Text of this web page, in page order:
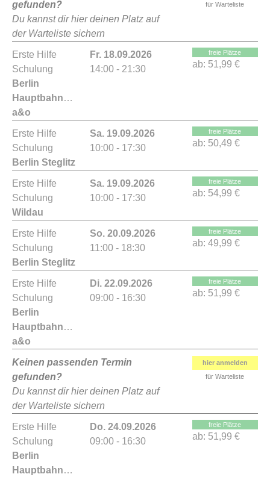
gefunden?
Du kannst dir hier deinen Platz auf
der Warteliste sichern
für Warteliste
Erste Hilfe
Schulung
Berlin
Hauptbahnhof
a&o
Fr. 18.09.2026
14:00 - 21:30
freie Plätze
ab: 51,99 €
Erste Hilfe
Schulung
Berlin Steglitz
Sa. 19.09.2026
10:00 - 17:30
freie Plätze
ab: 50,49 €
Erste Hilfe
Schulung
Wildau
Sa. 19.09.2026
10:00 - 17:30
freie Plätze
ab: 54,99 €
Erste Hilfe
Schulung
Berlin Steglitz
So. 20.09.2026
11:00 - 18:30
freie Plätze
ab: 49,99 €
Erste Hilfe
Schulung
Berlin
Hauptbahnhof
a&o
Di. 22.09.2026
09:00 - 16:30
freie Plätze
ab: 51,99 €
Keinen passenden Termin
gefunden?
Du kannst dir hier deinen Platz auf
der Warteliste sichern
hier anmelden
für Warteliste
Erste Hilfe
Schulung
Berlin
Hauptbahnhof
Do. 24.09.2026
09:00 - 16:30
freie Plätze
ab: 51,99 €